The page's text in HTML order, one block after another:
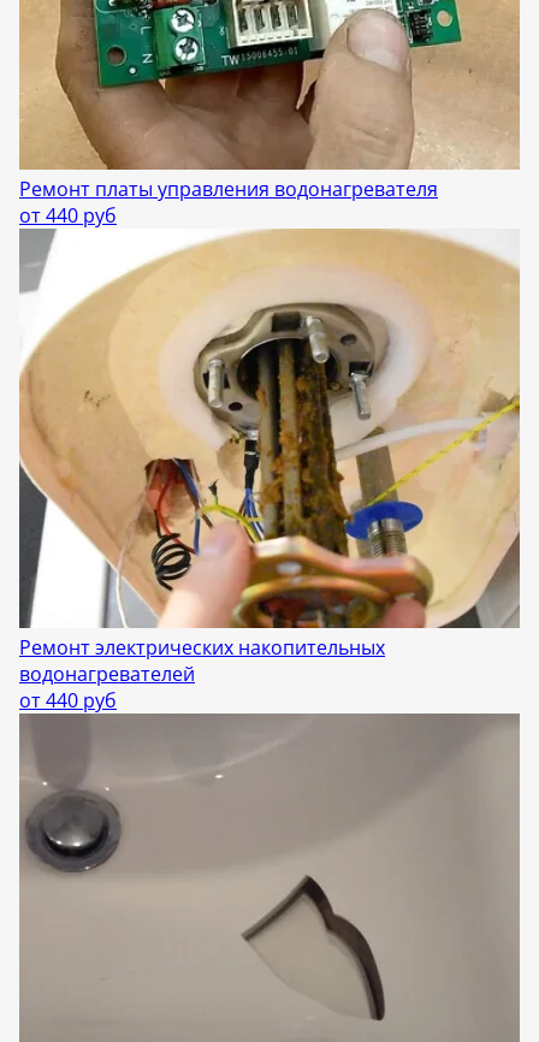
Ремонт платы управления водонагревателя
от 440 руб
Ремонт электрических накопительных
водонагревателей
от 440 руб